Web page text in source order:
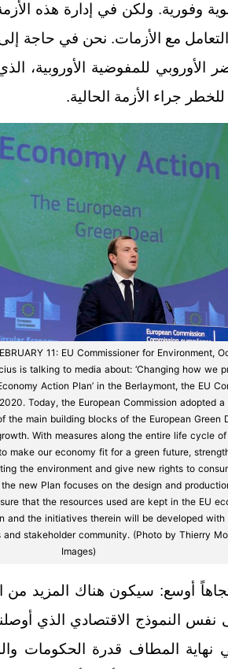
وفورية. ولكن في إدارة هذه
مع الأزمات. نحن في حاجة
الأوروبي للمفوضية الأوروبية،
جراء الأزمة الحالية.
11: EU Commissioner for Environment,
is talking to media about: ‘Changing how we
Action Plan’ in the Berlaymont, the EU
Today, the European Commission adopted
the main building blocks of the European Green
With measures along the entire life cycle
make our economy fit for a green future,
the environment and give new rights to
new Plan focuses on the design and
that the resources used are kept in the EU
and the initiatives therein will be developed
stakeholder community. (Photo by Thierry
Images)
وباء كوفيد 19 اتجاهاً أوسع: سيكون هناك
نفس النموذج الاقتصادي الذي
نهاية المطاف قدرة الحكومات